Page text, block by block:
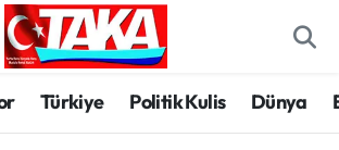
Türkiye Politik Kulis Dünya
Durumu